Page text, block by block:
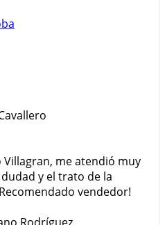
me atendió muy
y el trato de la
vendedor!